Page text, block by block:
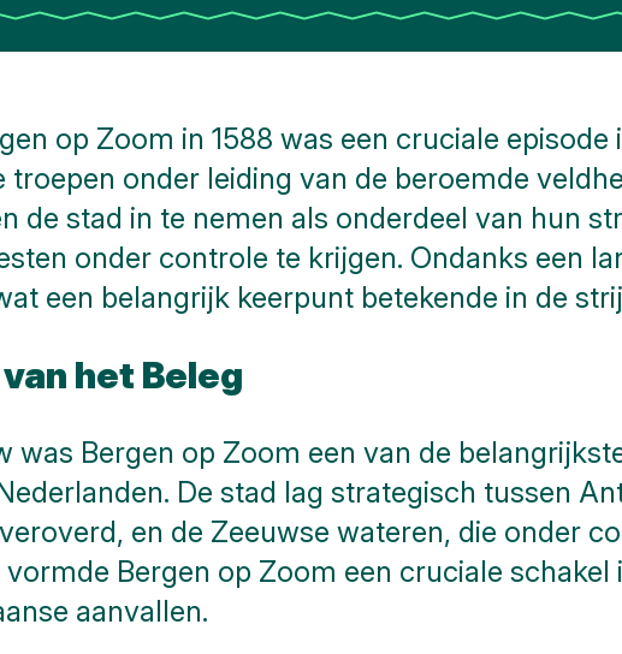
op Zoom in 1588 was een cruciale
troepen onder leiding van de beroemde
de stad in te nemen als onderdeel van hun
onder controle te krijgen. Ondanks een
een belangrijk keerpunt betekende in de
het Beleg
was Bergen op Zoom een van de
De stad lag strategisch tussen
en de Zeeuwse wateren, die onder
Bergen op Zoom een cruciale
aanvallen.